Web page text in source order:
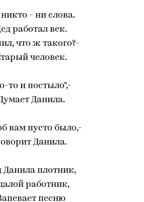
- ни слова.
работал век.
что ж такого?-
человек.
то и постыло",-
Данила.
вам пусто было,-
Данила.
Данила плотник,
работник,
песню